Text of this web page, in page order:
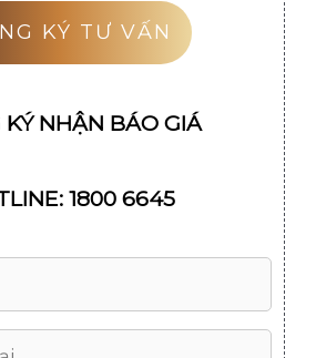
KÝ TƯ VẤN
NHẬN BÁO GIÁ
1800 6645